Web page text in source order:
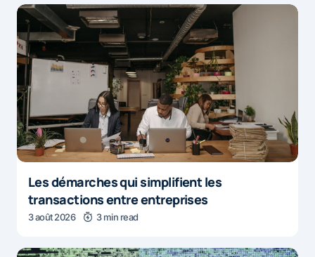
Les démarches qui simplifient les
transactions entre entreprises
3 août 2026 3 min read